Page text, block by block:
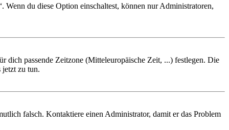
du diese Option einschaltest, können nur Administratoren,
dich passende Zeitzone (Mitteleuropäische Zeit, ...) festlegen. Die
jetzt zu tun.
falsch. Kontaktiere einen Administrator, damit er das Problem